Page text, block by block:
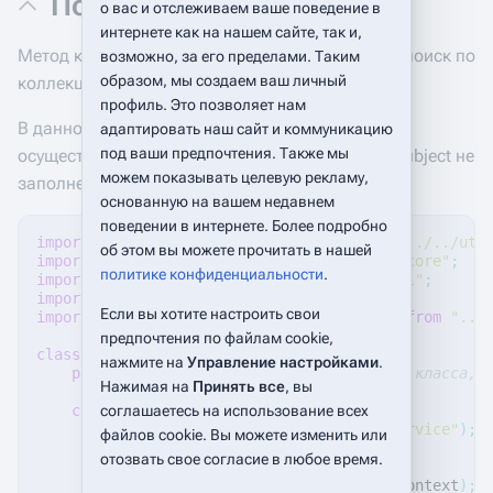
Метод коллекции find позволяет осуществлять поиск по
коллекции с помощью предиката.
В данном примере, по коллекции _tickets
осуществляется поиск такого ticket, у котрого subject не
заполнен.
import GlobalUtils from
"./../../
import
{ Service } from "./../../platform/core" ;
import
{ ITicket, ITickets } from "../model" ;
import
import
{ IBaseEntity, IDataUpdateParams from "../
class Server2Service Service
private _tickets: ITickets; //свойство класса,
constructor() {
super( "creomate_tutorial.Server2Service" );
// onCreateCode
context );
о вас и отслеживаем ваше поведение в
интернете как на нашем сайте, так и,
возможно, за его пределами. Таким
образом, мы создаем ваш личный
профиль. Это позволяет нам
адаптировать наш сайт и коммуникацию
под ваши предпочтения. Также мы
можем показывать целевую рекламу,
основанную на вашем недавнем
поведении в интернете. Более подробно
об этом вы можете прочитать в нашей
политике конфиденциальности.
Если вы хотите настроить свои
предпочтения по файлам cookie,
нажмите на Управление настройками.
Нажимая на Принять все, вы
соглашаетесь на использование всех
файлов cookie. Вы можете изменить или
отозвать свое согласие в любое время.